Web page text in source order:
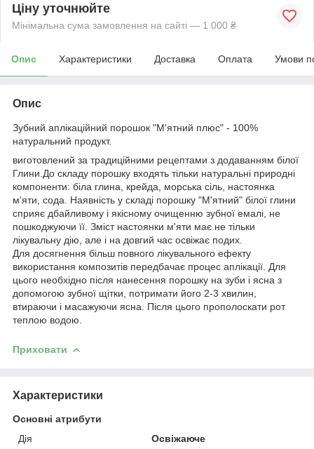
Ціну уточнюйте
Мінімальна сума замовлення на сайті — 1 000 ₴
Опис Характеристики Доставка Оплата Умови
Опис
Зубний аплікаційний порошок "М'ятний плюс" - 100%
натуральний продукт.
виготовлений за традиційними рецептами з додаванням білої
Глини.До складу порошку входять тільки натуральні природні
компоненти: біла глина, крейда, морська сіль, настоянка
м'яти, сода. Наявність у складі порошку "М'ятний" білої глини
сприяє дбайливому і якісному очищенню зубної емалі, не
пошкоджуючи її. Зміст настоянки м'яти має не тільки
лікувальну дію, але і на довгий час освіжає подих.
Для досягнення більш повного лікувального ефекту
використання композитів передбачає процес аплікації. Для
цього необхідно після нанесення порошку на зуби і ясна з
допомогою зубної щітки, потримати його 2-3 хвилин,
втираючи і масажуючи ясна. Після цього прополоскати рот
теплою водою.
Приховати
Характеристики
Основні атрибути
Дія
Освіжаюче